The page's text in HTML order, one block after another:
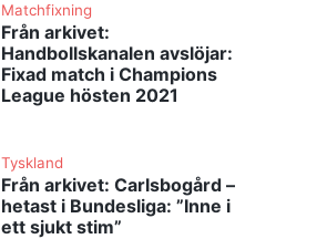
Matchfixning
Från arkivet:
Handbollskanalen avslöjar:
Fixad match i Champions
League hösten 2021
Tyskland
Från arkivet: Carlsbogård –
hetast i Bundesliga: ”Inne i
ett sjukt stim”